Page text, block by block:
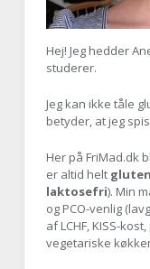
Hej! Jeg hedder
studerer.
Jeg kan ikke tåle
betyder, at jeg
Her på FriMad.dk
er altid helt
laktosefri). Min
og PCO-venlig
af LCHF, KISS-
vegetariske